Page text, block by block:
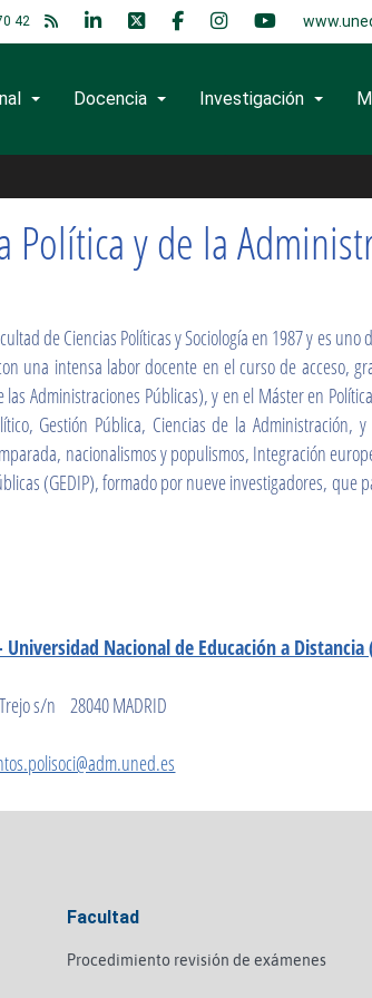
42
Docencia Investigación
Política y de la
de Ciencias Políticas y Sociología en 1987 y es
una intensa labor docente en el curso de acceso,
Administraciones Públicas), y en el Máster en
Gestión Pública, Ciencias de la
nacionalismos y populismos, Integración
(GEDIP), formado por nueve investigadores, que
Nacional de Educación a Distancia
s/n 28040 MADRID
Facultad
Procedimiento revisión de exámenes